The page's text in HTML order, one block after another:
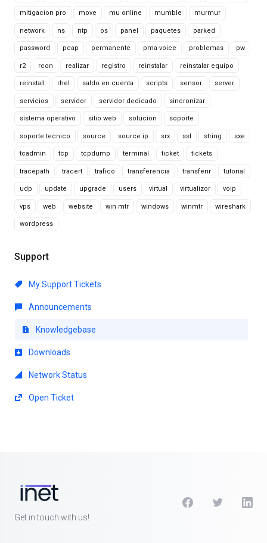
mitigacion pro move mu online mumble murmur
network ns ntp os panel paquetes parked
password pcap permanente pma-voice problemas pw
r2 rcon realizar registro reinstalar reinstalar equipo
reinstall rhel saldo en cuenta scripts sensor server
servicios servidor servidor dedicado sincronizar
sistema operativo sitio web solucion soporte
soporte tecnico source source ip srx ssl string sxe
tcadmin tcp tcpdump terminal ticket tickets
tracepath tracert trafico transferencia transferir tutorial
udp update upgrade users virtual virtualizor voip
vps web website win mtr windows winmtr wireshark
wordpress
Support
My Support Tickets
Announcements
Knowledgebase
Downloads
Network Status
Open Ticket
Get in touch with us!